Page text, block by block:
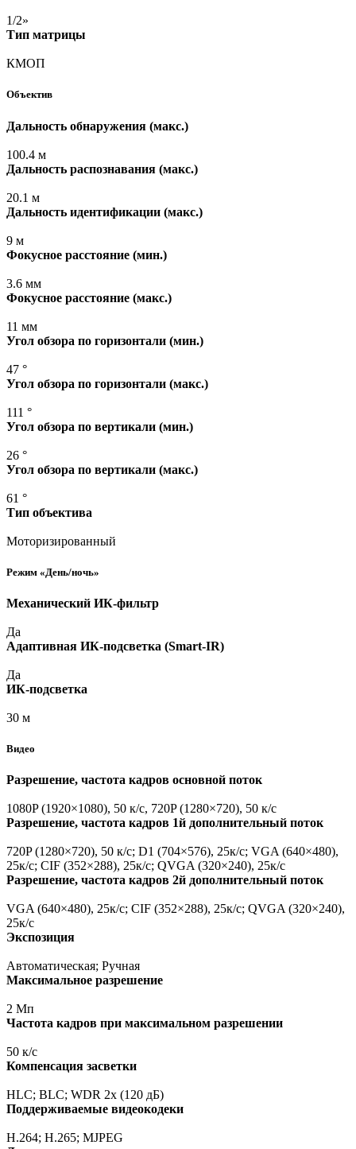
1/2»
Тип матрицы
КМОП
Объектив
Дальность обнаружения (макс.)
100.4 м
Дальность распознавания (макс.)
20.1 м
Дальность идентификации (макс.)
9 м
Фокусное расстояние (мин.)
3.6 мм
Фокусное расстояние (макс.)
11 мм
Угол обзора по горизонтали (мин.)
47 °
Угол обзора по горизонтали (макс.)
111 °
Угол обзора по вертикали (мин.)
26 °
Угол обзора по вертикали (макс.)
61 °
Тип объектива
Моторизированный
Режим «День/ночь»
Механический ИК-фильтр
Да
Адаптивная ИК-подсветка (Smart-IR)
Да
ИК-подсветка
30 м
Видео
Разрешение, частота кадров основной поток
1080P (1920×1080), 50 к/с, 720P (1280×720), 50 к/с
Разрешение, частота кадров 1й дополнительный поток
720P (1280×720), 50 к/с; D1 (704×576), 25к/с; VGA (640×480),
25к/с; CIF (352×288), 25к/с; QVGA (320×240), 25к/с
Разрешение, частота кадров 2й дополнительный поток
VGA (640×480), 25к/с; CIF (352×288), 25к/с; QVGA (320×240),
25к/с
Экспозиция
Автоматическая; Ручная
Максимальное разрешение
2 Мп
Частота кадров при максимальном разрешении
50 к/с
Компенсация засветки
HLC; BLC; WDR 2x (120 дБ)
Поддерживаемые видеокодеки
H.264; H.265; MJPEG